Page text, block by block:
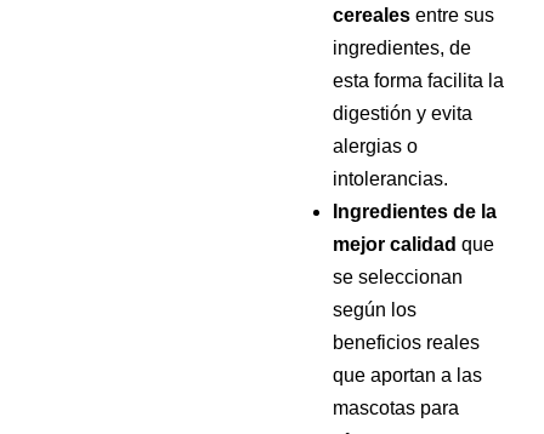
cerealesentre sus
ingredientes, de
esta forma facilita la
digestión y evita
alergias o
intolerancias.
Ingredientes de la
mejor calidad que
se seleccionan
según los
beneficios reales
que aportan a las
mascotas para